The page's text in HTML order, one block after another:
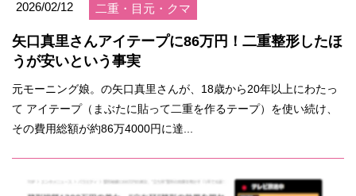
2026/02/12 二重・目元・クマ
矢口真里さんアイテープに86万円！二重整形したほ
うが安いという事実
元モーニング娘。の矢口真里さんが、18歳から20年以上にわたっ
て アイテープ（まぶたに貼って二重を作るテープ）を使い続け、
その費用総額が約86万4000円に達...